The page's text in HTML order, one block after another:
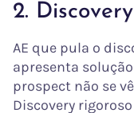
2.
AE que pula o
apresenta
prospect não se
Discovery